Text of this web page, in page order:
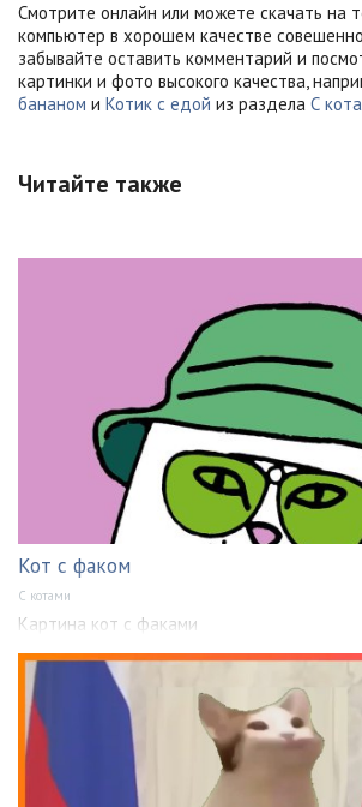
Смотрите онлайн или можете скачать на
компьютер в хорошем качестве
забывайте оставить комментарий и
картинки и фото высокого качества,
бананом и Котик с едой из раздела С
Читайте также
Кот с факом
С котами
Картина кот с факами